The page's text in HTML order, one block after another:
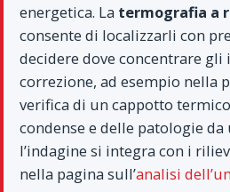
energetica. La termografia a
consente di localizzarli con
decidere dove concentrare
correzione, ad esempio nella
verifica di un cappotto
condense e delle patologie
l’indagine si integra con i
nella pagina sull’analisi